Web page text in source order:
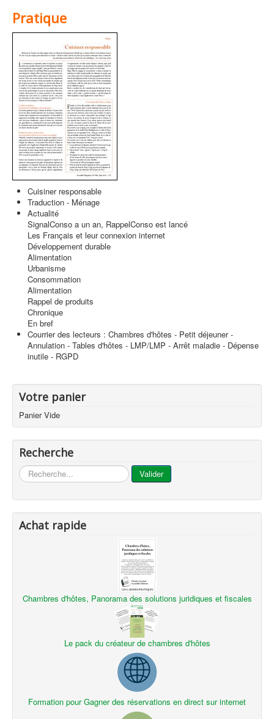
Pratique
Cuisiner responsable
Traduction - Ménage
Actualité
SignalConso a un an, RappelConso est lancé
Les Français et leur connexion internet
Développement durable
Alimentation
Urbanisme
Consommation
Alimentation
Rappel de produits
Chronique
En bref
Courrier des lecteurs : Chambres d'hôtes - Petit déjeuner -
Annulation - Tables d'hôtes - LMP/LMP - Arrêt maladie - Dépense
inutile - RGPD
Votre panier
Panier Vide
Recherche
... Valider
Achat rapide
Chambres d'hôtes, Panorama des solutions juridiques et fiscales
Le pack du créateur de chambres d'hôtes
Formation pour Gagner des réservations en direct sur internet